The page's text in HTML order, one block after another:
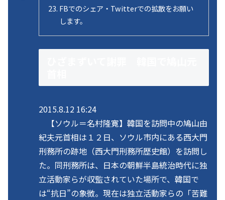
FBでのシェア・Twitterでの拡散をお願い
します。
2015.8.12 16:24
【ソウル＝名村隆寛】韓国を訪問中の鳩山由
紀夫元首相は１２日、ソウル市内にある西大門
刑務所の跡地（西大門刑務所歴史館）を訪問し
た。同刑務所は、日本の朝鮮半島統治時代に独
立活動家らが収監されていた場所で、韓国で
は“抗日”の象徴。現在は独立活動家らの「苦難